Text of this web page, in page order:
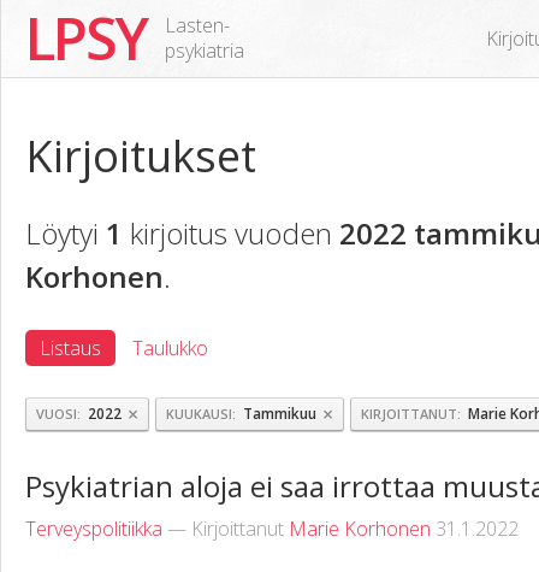
LPSY
Lasten-
psykiatria
Kirjoitukset
Löytyi 1 kirjoitus vuoden 2022
Korhonen.
Listaus Taulukko
VUOSI 2022 × KUUKAUSI Tammikuu × KIRJOITTANUT Marie
Psykiatrian aloja ei saa irrottaa
Terveyspolitiikka — Kirjoittanut Marie Korhonen 31.1.2022